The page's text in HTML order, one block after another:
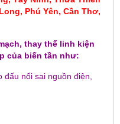
Phú Yên, Cần Thơ,
thay thế linh kiện
của biến tần như:
đấu nối sai nguồn điện,